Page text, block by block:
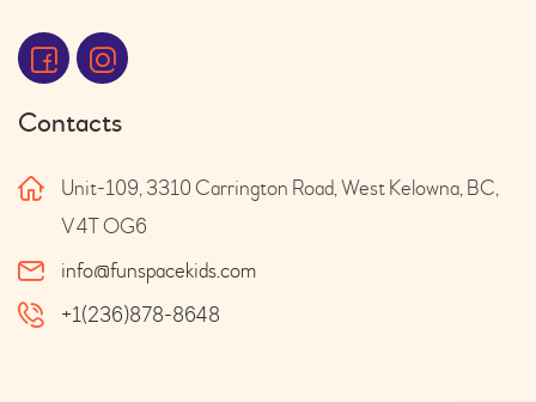
Contacts
Unit-109, 3310 Carrington Road, West Kelowna, BC,
V4T OG6
info@funspacekids.com
+1(236)878-8648